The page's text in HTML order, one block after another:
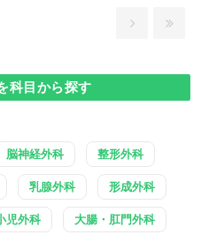
科目から探す
脳神経外科 整形外科
乳腺外科 形成外科
児外科 大腸・肛門外科